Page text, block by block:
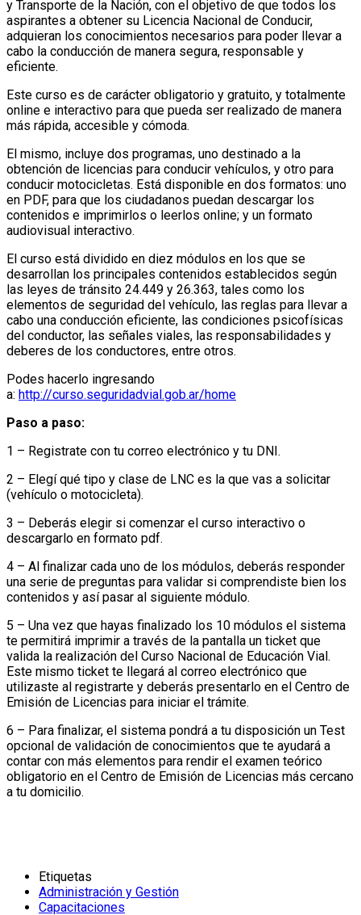
y Transporte de la Nación, con el objetivo de que todos los
aspirantes a obtener su Licencia Nacional de Conducir,
adquieran los conocimientos necesarios para poder llevar a
cabo la conducción de manera segura, responsable y
eficiente.
Este curso es de carácter obligatorio y gratuito, y totalmente
online e interactivo para que pueda ser realizado de manera
más rápida, accesible y cómoda.
El mismo, incluye dos programas, uno destinado a la
obtención de licencias para conducir vehículos, y otro para
conducir motocicletas. Está disponible en dos formatos: uno
en PDF, para que los ciudadanos puedan descargar los
contenidos e imprimirlos o leerlos online; y un formato
audiovisual interactivo.
El curso está dividido en diez módulos en los que se
desarrollan los principales contenidos establecidos según
las leyes de tránsito 24.449 y 26.363, tales como los
elementos de seguridad del vehículo, las reglas para llevar a
cabo una conducción eficiente, las condiciones psicofísicas
del conductor, las señales viales, las responsabilidades y
deberes de los conductores, entre otros.
Podes hacerlo ingresando
a: http://curso.seguridadvial.gob.ar/home
Paso a paso:
1 – Registrate con tu correo electrónico y tu DNI.
2 – Elegí qué tipo y clase de LNC es la que vas a solicitar
(vehículo o motocicleta).
3 – Deberás elegir si comenzar el curso interactivo o
descargarlo en formato pdf.
4 – Al finalizar cada uno de los módulos, deberás responder
una serie de preguntas para validar si comprendiste bien los
contenidos y así pasar al siguiente módulo.
5 – Una vez que hayas finalizado los 10 módulos el sistema
te permitirá imprimir a través de la pantalla un ticket que
valida la realización del Curso Nacional de Educación Vial.
Este mismo ticket te llegará al correo electrónico que
utilizaste al registrarte y deberás presentarlo en el Centro de
Emisión de Licencias para iniciar el trámite.
6 – Para finalizar, el sistema pondrá a tu disposición un Test
opcional de validación de conocimientos que te ayudará a
contar con más elementos para rendir el examen teórico
obligatorio en el Centro de Emisión de Licencias más cercano
a tu domicilio.
Etiquetas
Administración y Gestión
Capacitaciones